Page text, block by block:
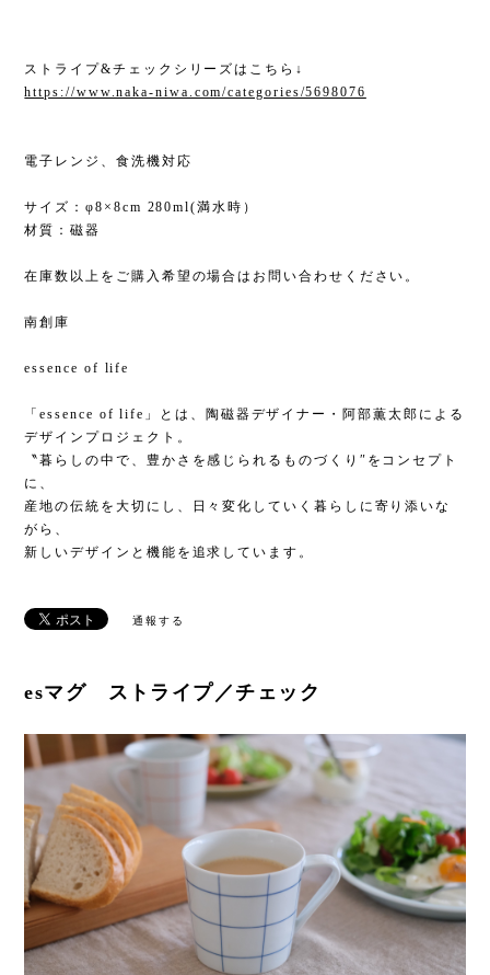
ストライプ&チェックシリーズはこちら↓
https://www.naka-niwa.com/categories/5698076
電子レンジ、食洗機対応
サイズ：φ8×8cm 280ml(満水時）
材質：磁器
在庫数以上をご購入希望の場合はお問い合わせください。
南創庫
essence of life
「essence of life」とは、陶磁器デザイナー・阿部薫太郎による
デザインプロジェクト。
〝暮らしの中で、豊かさを感じられるものづくり″をコンセプト
に、
産地の伝統を大切にし、日々変化していく暮らしに寄り添いな
がら、
新しいデザインと機能を追求しています。
通報する
esマグ ストライプ／チェック